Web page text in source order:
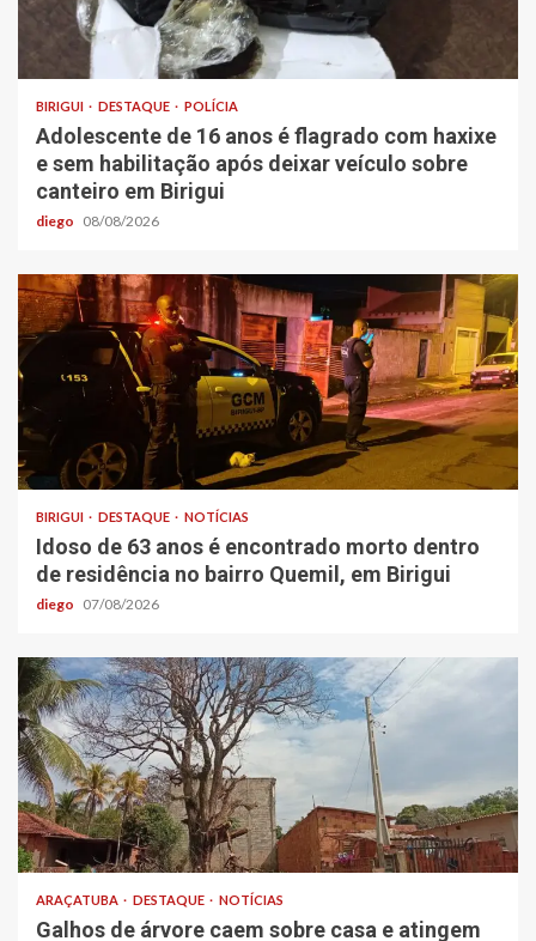
BIRIGUI DESTAQUE POLÍCIA
Adolescente de 16 anos é flagrado com haxixe
e sem habilitação após deixar veículo sobre
canteiro em Birigui
diego 08/08/2026
BIRIGUI DESTAQUE NOTÍCIAS
Idoso de 63 anos é encontrado morto dentro
de residência no bairro Quemil, em Birigui
diego 07/08/2026
ARAÇATUBA DESTAQUE NOTÍCIAS
Galhos de árvore caem sobre casa e atingem